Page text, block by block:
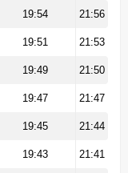
19:54 21:56
19:51 21:53
19:49 21:50
19:47 21:47
19:45 21:44
19:43 21:41